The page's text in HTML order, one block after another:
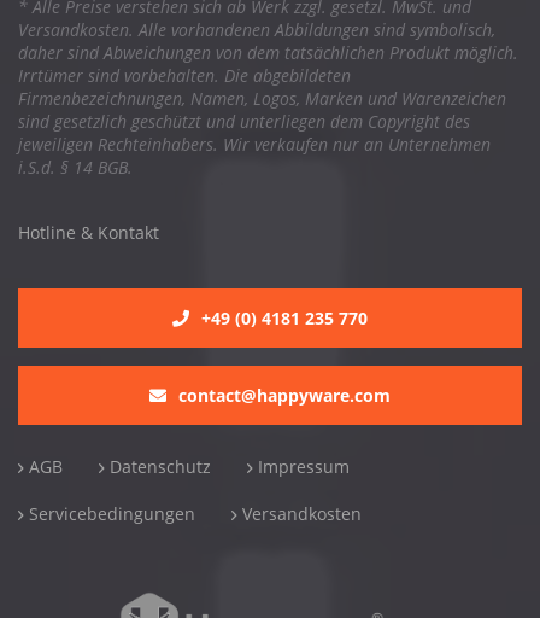
* Alle Preise verstehen sich ab Werk zzgl. gesetzl. MwSt. und
Versandkosten. Alle vorhandenen Abbildungen sind symbolisch,
daher sind Abweichungen von dem tatsächlichen Produkt möglich.
Irrtümer sind vorbehalten. Die abgebildeten
Firmenbezeichnungen, Namen, Logos, Marken und Warenzeichen
sind gesetzlich geschützt und unterliegen dem Copyright des
jeweiligen Rechteinhabers. Wir verkaufen nur an Unternehmen
i.S.d. § 14 BGB.
Hotline & Kontakt
+49 (0) 4181 235 770
contact@happyware.com
AGB Datenschutz Impressum
Servicebedingungen Versandkosten